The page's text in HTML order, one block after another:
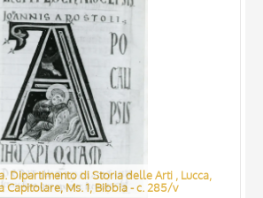
Dipartimento di Storia delle Arti , Lucca,
Capitolare, Ms. 1, Bibbia - c. 285/v